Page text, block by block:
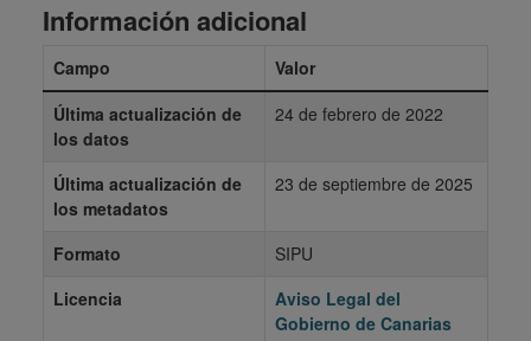
Información adicional
Campo
Valor
Última actualización de
los datos
24 de febrero de 2022
Última actualización de
los metadatos
23 de septiembre de 2025
Formato
SIPU
Licencia
Aviso Legal del
Gobierno de Canarias